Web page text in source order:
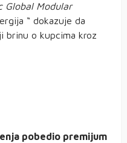
Global Modular
“ dokazuje da
brinu o kupcima kroz
pobedio premijum